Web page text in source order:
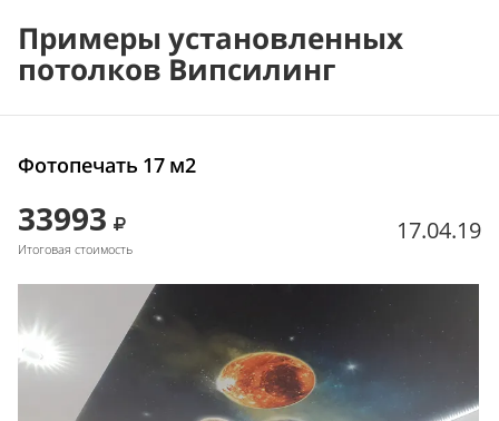
Примеры установленных
потолков Випсилинг
Фотопечать 17 м2
33993
Итоговая стоимость
17.04.19